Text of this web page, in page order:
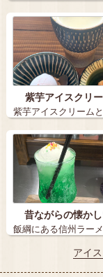
「フロスタ」 …
紫芋アイスクリ
紫芋アイスクリーム
アンダギー+…
昔ながらの懐か
飯綱にある信州ラー
アイ